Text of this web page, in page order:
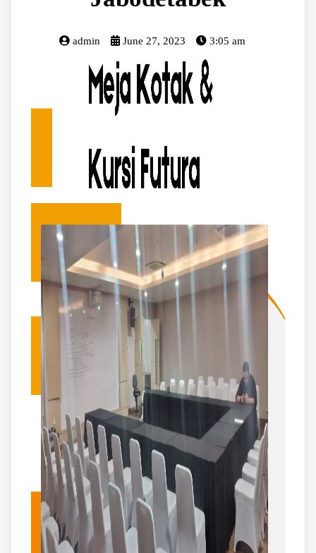
admin June 27, 2023 3:05 am